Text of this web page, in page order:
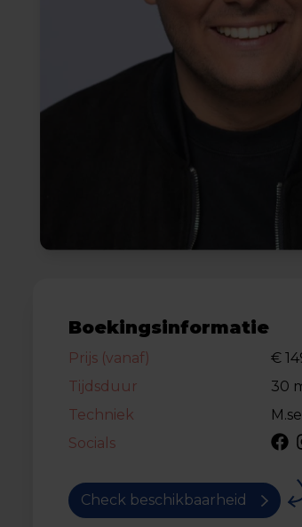
Boekingsinformatie
Prijs (vanaf)
€
Tijdsduur
30
Techniek
Socials
Check beschikbaarheid